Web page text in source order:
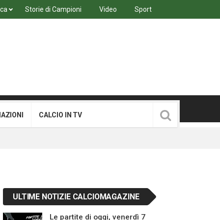
Storie di Campioni Video Sport
CALCIO IN TV
ULTIME NOTIZIE CALCIOMAGAZINE
Le partite di oggi, venerdì 7